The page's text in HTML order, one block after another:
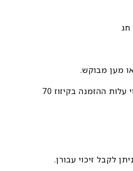
5.9 במידה והלקוח יסרב/יתחמק/לא יאפשר לקבל את המשלוח מכל סיבה, יעמדו בפניו אפשרות למשלוח נוסף בעלות של 35 ש"ח נוספים או זיכוי עלות ההזמנה בקיזוז 70